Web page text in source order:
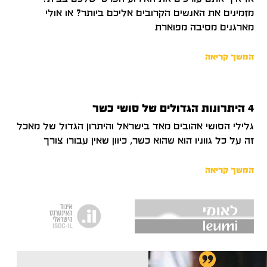
מזמינים את האנשים הקרובים אליכם ביותר? או אולי
מארגנים מסיבה מפוארת
המשך קריאה
4 היתרונות הגדולים של סושי כשר
גלילי הסושי אהובים מאד בישראל והיתרון הגדול של מאכל
זה על כל גווניו הוא שהוא כשר, כיוון שאין עבורו צורך
המשך קריאה